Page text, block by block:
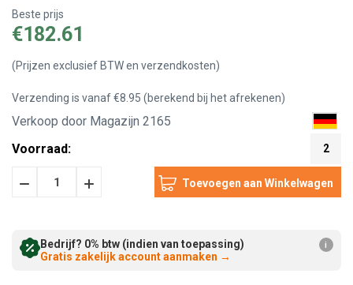
Beste prijs
€182.61
(Prijzen exclusief BTW en verzendkosten)
Verzending is vanaf €8.95 (berekend bij het afrekenen)
Verkoop door Magazijn 2165
Voorraad:
2
HoeveelheidHoeveelheid
Bedrijf? 0% btw (indien van toepassing)
Gratis zakelijk account aanmaken →
i